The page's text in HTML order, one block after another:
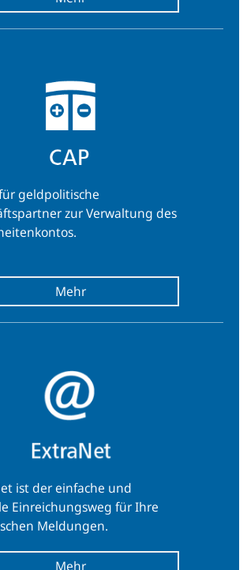
geldpolitische
zur Verwaltung des
ist der einfache und
Einreichungsweg für Ihre
Meldungen.